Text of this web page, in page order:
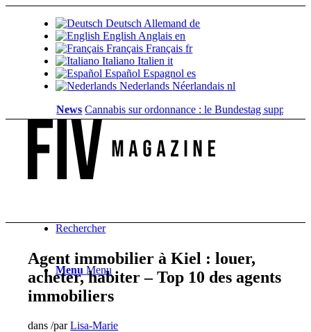
Deutsch Allemand de
English Anglais en
Français Français fr
Italiano Italien it
Español Espagnol es
Nederlands Néerlandais nl
News Cannabis sur ordonnance : le Bundestag supprime...
Rechercher
Menu Menu
Agent immobilier à Kiel : louer,
acheter, habiter – Top 10 des agents
immobiliers
dans/parLisa-Marie